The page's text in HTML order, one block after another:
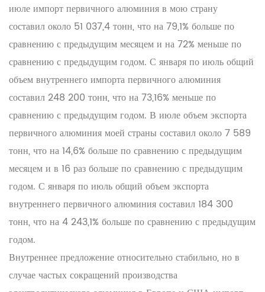
июле импорт первичного алюминия в мою страну
составил около 51 037,4 тонн, что на 79,1% больше по
сравнению с предыдущим месяцем и на 72% меньше по
сравнению с предыдущим годом. С января по июль общий
объем внутреннего импорта первичного алюминия
составил 248 200 тонн, что на 73,16% меньше по
сравнению с предыдущим годом. В июле объем экспорта
первичного алюминия моей страны составил около 7 589
тонн, что на 14,6% больше по сравнению с предыдущим
месяцем и в 16 раз больше по сравнению с предыдущим
годом. С января по июль общий объем экспорта
внутреннего первичного алюминия составил 184 300
тонн, что на 4 243,1% больше по сравнению с предыдущим
годом.
Внутреннее предложение относительно стабильно, но в
случае частых сокращений производства